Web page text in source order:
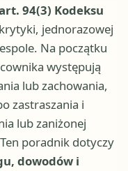
94(3) Kodeksu
jednorazowej
Na początku
występują
lub zachowania,
zastraszania i
lub zaniżonej
poradnik dotyczy
dowodów i